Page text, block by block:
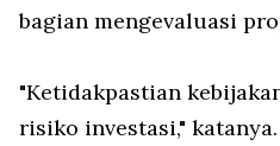
bagian mengevaluasi
"Ketidakpastian
risiko investasi," katanya.